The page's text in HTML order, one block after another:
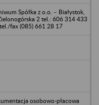
Spółka z o.o. – Białystok,
2 tel.: 606 314 433
fax (085) 661 28 17
osobowo-płacowa